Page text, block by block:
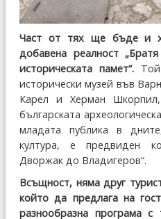
Част от тях ще бъде и
добавена реалност
историческата памет“.
исторически музей във
Карел и Херман
българската
младата публика в
култура, е предвиден
Дворжак до Владигеров“.
Всъщност, няма друг
който да предлага на
разнообразна програма